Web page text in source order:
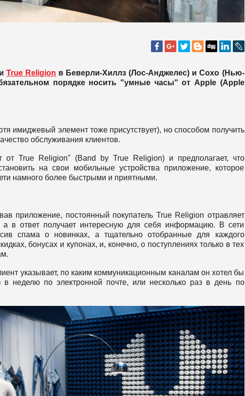
True Religion в Беверли-Хиллз (Лос-Анджелес) и Сохо (Нью-
порядке носить "умные часы" от Apple (Apple
имиджевый элемент тоже присутствует), но способом получить
обслуживания клиентов.
от True Religion" (Band by True Religion) и предполагает, что
на свои мобильные устройства приложение, которое
намного более быстрыми и приятными.
приложение, постоянный покупатель True Religion отравляет
в ответ получает интересную для себя информацию. В сети
спама о новинках, а тщательно отобранные для каждого
бонусах и купонах, и, конечно, о поступлениях только в тех
указывает, по каким коммуникационным каналам он хотел бы
неделю по электронной почте, или несколько раз в день по